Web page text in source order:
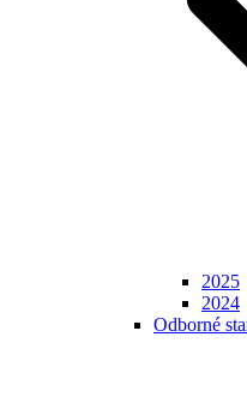
2025
2024
Odborné